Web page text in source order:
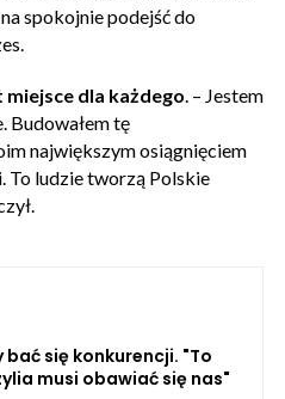
spokojnie podejść do
dla każdego . – Jestem
Budowałem tę
największym osiągnięciem
To ludzie tworzą Polskie
bać się konkurencji. "To
musi obawiać się nas"